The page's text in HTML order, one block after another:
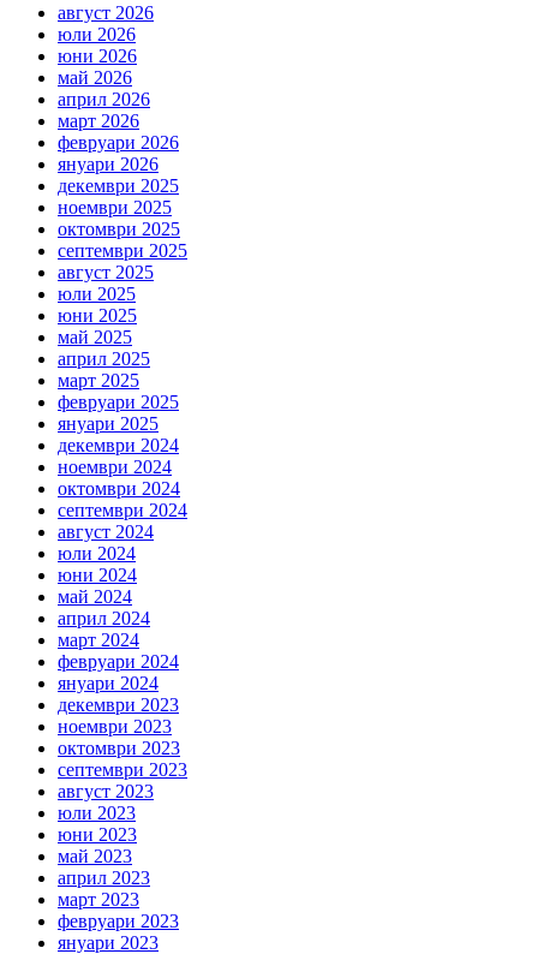
август 2026
юли 2026
юни 2026
май 2026
април 2026
март 2026
февруари 2026
януари 2026
декември 2025
ноември 2025
октомври 2025
септември 2025
август 2025
юли 2025
юни 2025
май 2025
април 2025
март 2025
февруари 2025
януари 2025
декември 2024
ноември 2024
октомври 2024
септември 2024
август 2024
юли 2024
юни 2024
май 2024
април 2024
март 2024
февруари 2024
януари 2024
декември 2023
ноември 2023
октомври 2023
септември 2023
август 2023
юли 2023
юни 2023
май 2023
април 2023
март 2023
февруари 2023
януари 2023